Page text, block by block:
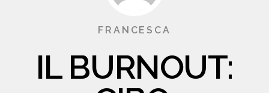
FRANCESCA
IL BURNOUT: